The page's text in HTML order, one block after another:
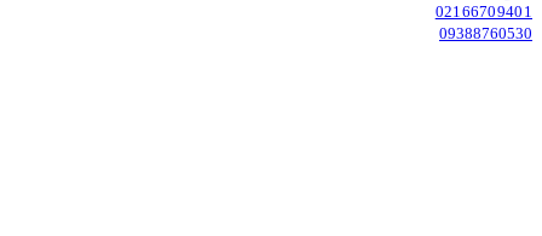
02166709401
09388760530